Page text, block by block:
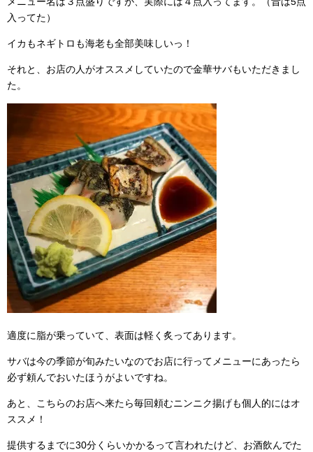
入ってた）
イカもネギトロも海老も全部美味しいっ！
それと、お店の人がオススメしていたので金華サバもいただきまし
た。
適度に脂が乗っていて、表面は軽く炙ってあります。
サバは今の季節が旬みたいなのでお店に行ってメニューにあったら
必ず頼んでおいたほうがよいですね。
あと、こちらのお店へ来たら毎回頼むニンニク揚げも個人的にはオ
ススメ！
提供するまでに30分くらいかかるって言われたけど、お酒飲んでた